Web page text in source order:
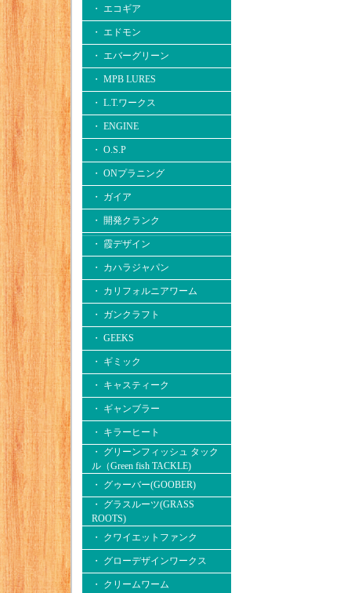
・ エコギア
・ エドモン
・ エバーグリーン
・ MPB LURES
・ L.T.ワークス
・ ENGINE
・ O.S.P
・ ONプラニング
・ ガイア
・ 開発クランク
・ 霞デザイン
・ カハラジャパン
・ カリフォルニアワーム
・ ガンクラフト
・ GEEKS
・ ギミック
・ キャスティーク
・ ギャンブラー
・ キラーヒート
・ グリーンフィッシュ タック
ル（Green fish TACKLE)
・ グゥーバー(GOOBER)
・ グラスルーツ(GRASS
ROOTS)
・ クワイエットファンク
・ グローデザインワークス
・ クリームワーム